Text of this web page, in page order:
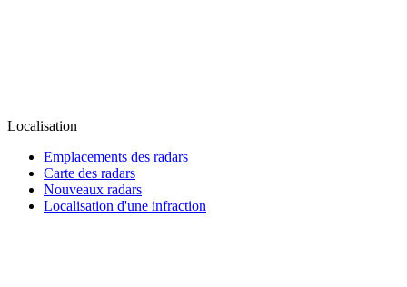
Localisation
Emplacements des radars
Carte des radars
Nouveaux radars
Localisation d'une infraction